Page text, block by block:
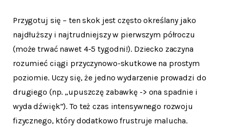
Przygotuj się – ten skok jest często określany jako
najdłuższy i najtrudniejszy w pierwszym półroczu
(może trwać nawet 4-5 tygodni!). Dziecko zaczyna
rozumieć ciągi przyczynowo-skutkowe na prostym
poziomie. Uczy się, że jedno wydarzenie prowadzi do
drugiego (np. „upuszczę zabawkę -> ona spadnie i
wyda dźwięk”). To też czas intensywnego rozwoju
fizycznego, który dodatkowo frustruje malucha.